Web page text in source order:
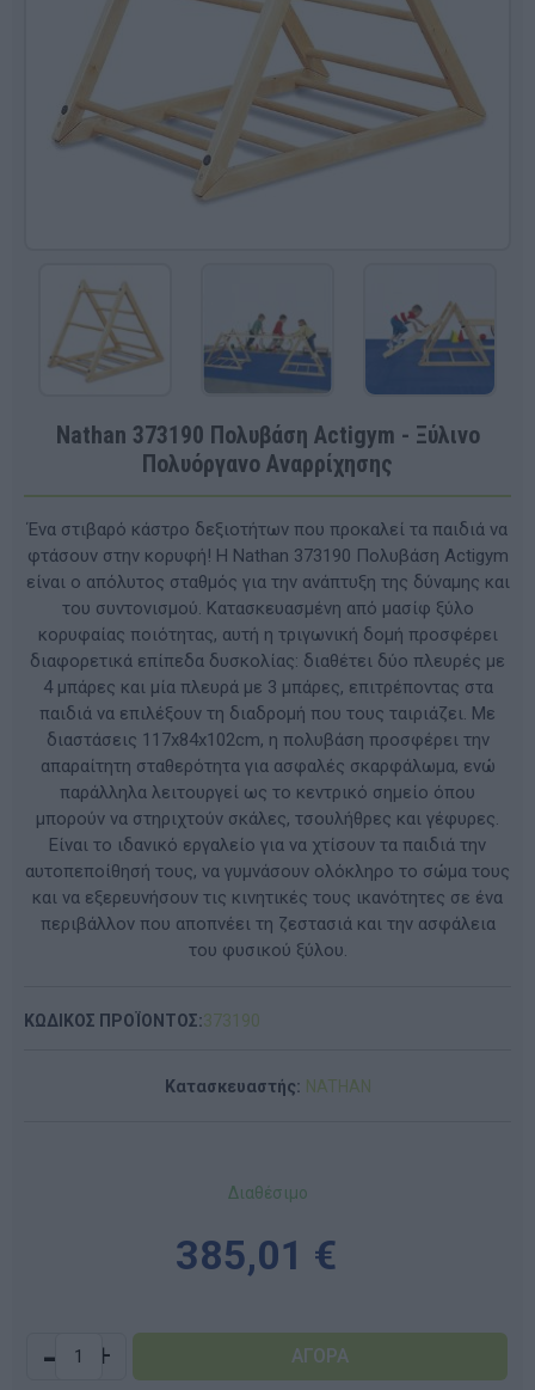
Nathan 373190 Πολυβάση Actigym - Ξύλινο
Πολυόργανο Αναρρίχησης
Ένα στιβαρό κάστρο δεξιοτήτων που προκαλεί τα παιδιά να
φτάσουν στην κορυφή! Η Nathan 373190 Πολυβάση Actigym
είναι ο απόλυτος σταθμός για την ανάπτυξη της δύναμης και
του συντονισμού. Κατασκευασμένη από μασίφ ξύλο
κορυφαίας ποιότητας, αυτή η τριγωνική δομή προσφέρει
διαφορετικά επίπεδα δυσκολίας: διαθέτει δύο πλευρές με
4 μπάρες και μία πλευρά με 3 μπάρες, επιτρέποντας στα
παιδιά να επιλέξουν τη διαδρομή που τους ταιριάζει. Με
διαστάσεις 117x84x102cm, η πολυβάση προσφέρει την
απαραίτητη σταθερότητα για ασφαλές σκαρφάλωμα, ενώ
παράλληλα λειτουργεί ως το κεντρικό σημείο όπου
μπορούν να στηριχτούν σκάλες, τσουλήθρες και γέφυρες.
Είναι το ιδανικό εργαλείο για να χτίσουν τα παιδιά την
αυτοπεποίθησή τους, να γυμνάσουν ολόκληρο το σώμα τους
και να εξερευνήσουν τις κινητικές τους ικανότητες σε ένα
περιβάλλον που αποπνέει τη ζεστασιά και την ασφάλεια
του φυσικού ξύλου.
ΚΩΔΙΚΟΣ ΠΡΟΪΟΝΤΟΣ:373190
Κατασκευαστής: NATHAN
Διαθέσιμο
385,01 €
- +